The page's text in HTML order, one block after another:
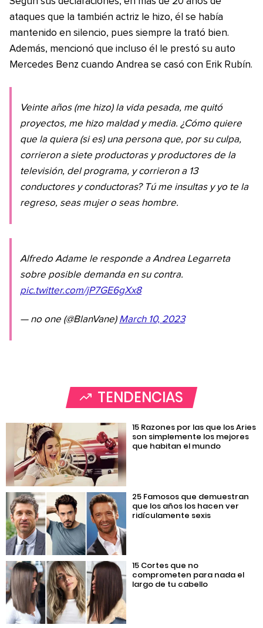
ataques que la también actriz le hizo, él se había
mantenido en silencio, pues siempre la trató bien.
Además, mencionó que incluso él le prestó su auto
Mercedes Benz cuando Andrea se casó con Erik Rubín.
Veinte años (me hizo) la vida pesada, me quitó
proyectos, me hizo maldad y media. ¿Cómo quiere
que la quiera (si es) una persona que, por su culpa,
corrieron a siete productoras y productores de la
televisión, del programa, y corrieron a 13
conductores y conductoras? Tú me insultas y yo te la
regreso, seas mujer o seas hombre.
Alfredo Adame le responde a Andrea Legarreta
sobre posible demanda en su contra.
pic.twitter.com/jP7GE6gXx8
— no one (@BlanVane) March 10, 2023
TENDENCIAS
15 Razones por las que los Aries
son simplemente los mejores
que habitan el mundo
25 Famosos que demuestran
que los años los hacen ver
ridículamente sexis
15 Cortes que no
comprometen para nada el
largo de tu cabello